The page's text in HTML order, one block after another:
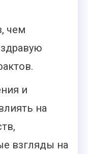
чем
и
на
взгляды на